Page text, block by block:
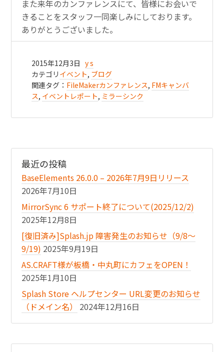
また来年のカンファレンスにて、皆様にお会いで
きることをスタッフ一同楽しみにしております。
ありがとうございました。
2015年12月3日 y s
カテゴリ イベント, ブログ
関連タグ： FileMakerカンファレンス, FMキャンバ
ス, イベントレポート, ミラーシンク
最近の投稿
BaseElements 26.0.0 – 2026年7月9日リリース
2026年7月10日
MirrorSync 6 サポート終了について(2025/12/2)
2025年12月8日
[復旧済み]Splash.jp 障害発生のお知らせ（9/8〜
9/19) 2025年9月19日
AS.CRAFT様が板橋・中丸町にカフェをOPEN！
2025年1月10日
Splash Store ヘルプセンター URL変更のお知らせ
（ドメイン名）
2024年12月16日